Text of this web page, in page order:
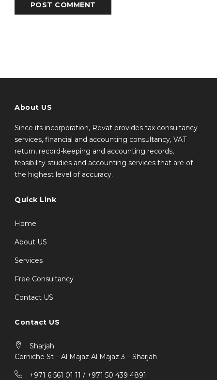
POST COMMENT
About US
Since its incorporation, Revat provides tax consultancy
services, financial and accounting consultancy, VAT
return, record-keeping and accounting records,
feasibility studies and accounting services that are of
the highest level of accuracy.
Quick Link
Home
About US
Services
Free Consultancy
Contact US
Contact US
Sharjah
Corniche St – Al Majaz Al Majaz 3 – Sharjah
+971 6 561 01 11 / ‎+971 50 439 4891